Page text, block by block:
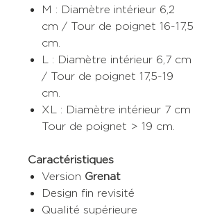
M : Diamètre intérieur 6,2
cm / Tour de poignet 16-17,5
cm.
L : Diamètre intérieur 6,7 cm
/ Tour de poignet 17,5-19
cm.
XL : Diamètre intérieur 7 cm
Tour de poignet > 19 cm.
Caractéristiques
Version Grenat
Design fin revisité
Qualité supérieure